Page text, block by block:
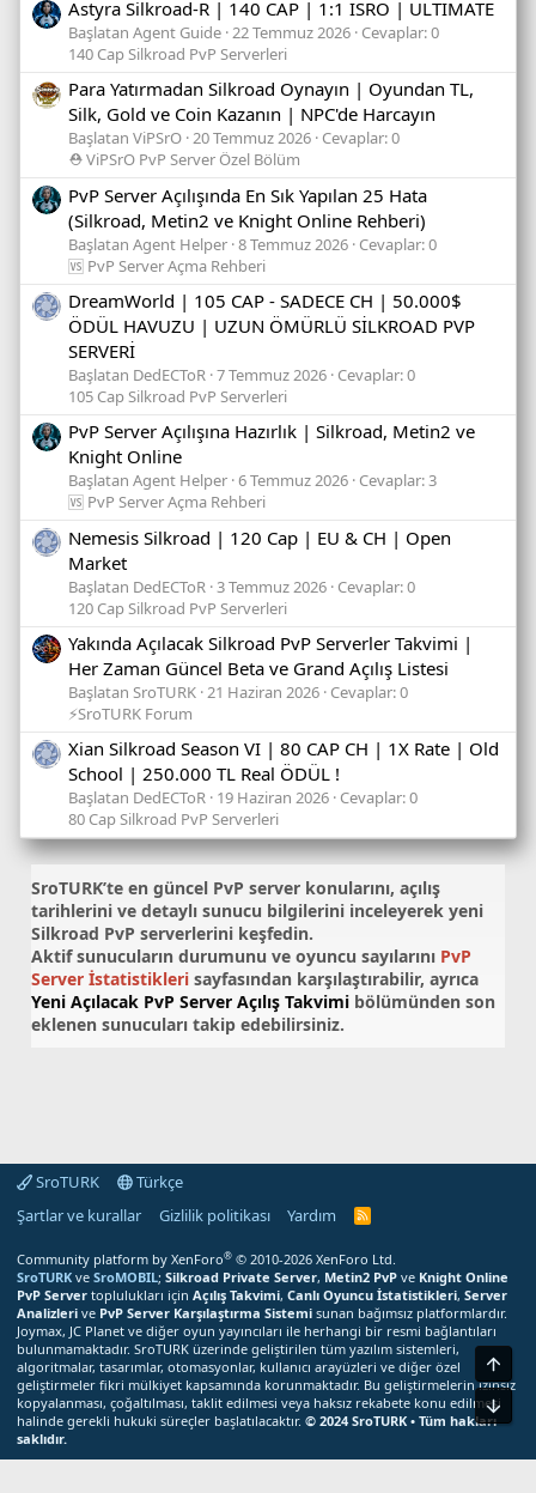
Astyra Silkroad-R | 140 CAP | 1:1 ISRO | ULTIMATE
Başlatan Agent Guide 22 Temmuz 2026 Cevaplar: 0
140 Cap Silkroad PvP Serverleri
Para Yatırmadan Silkroad Oynayın | Oyundan TL,
Silk, Gold ve Coin Kazanın | NPC'de Harcayın
Başlatan ViPSrO 20 Temmuz 2026 Cevaplar: 0
⛑️ ViPSrO PvP Server Özel Bölüm
PvP Server Açılışında En Sık Yapılan 25 Hata
(Silkroad, Metin2 ve Knight Online Rehberi)
Başlatan Agent Helper 8 Temmuz 2026 Cevaplar: 0
🆚 PvP Server Açma Rehberi
DreamWorld | 105 CAP - SADECE CH | 50.000$
ÖDÜL HAVUZU | UZUN ÖMÜRLÜ SİLKROAD PVP
SERVERİ
Başlatan DedECToR 7 Temmuz 2026 Cevaplar: 0
105 Cap Silkroad PvP Serverleri
PvP Server Açılışına Hazırlık | Silkroad, Metin2 ve
Knight Online
Başlatan Agent Helper 6 Temmuz 2026 Cevaplar: 3
🆚 PvP Server Açma Rehberi
Nemesis Silkroad | 120 Cap | EU & CH | Open
Market
Başlatan DedECToR 3 Temmuz 2026 Cevaplar: 0
120 Cap Silkroad PvP Serverleri
Yakında Açılacak Silkroad PvP Serverler Takvimi |
Her Zaman Güncel Beta ve Grand Açılış Listesi
Başlatan SroTURK 21 Haziran 2026 Cevaplar: 0
⚡SroTURK Forum
Xian Silkroad Season VI | 80 CAP CH | 1X Rate | Old
School | 250.000 TL Real ÖDÜL !
Başlatan DedECToR 19 Haziran 2026 Cevaplar: 0
80 Cap Silkroad PvP Serverleri
SroTURK’te en güncel PvP server konularını, açılış
tarihlerini ve detaylı sunucu bilgilerini inceleyerek yeni
Silkroad PvP serverlerini keşfedin.
Aktif sunucuların durumunu ve oyuncu sayılarını PvP
Server İstatistikleri sayfasından karşılaştırabilir, ayrıca
Yeni Açılacak PvP Server Açılış Takvimi bölümünden son
eklenen sunucuları takip edebilirsiniz.
SroTURK
Türkçe
Şartlar ve kurallar
Gizlilik politikası Yardım
S
T
U
R
K
R
S
S
M
e
r
Community platform by XenForo® © 2010-2026 XenForo Ltd.
SroTURK ve SroMOBIL; Silkroad Private Server, Metin2 PvP ve Knight Online
PvP Server toplulukları için Açılış Takvimi, Canlı Oyuncu İstatistikleri, Server
Analizleri ve PvP Server Karşılaştırma Sistemi sunan bağımsız platformlardır.
Joymax, JC Planet ve diğer oyun yayıncıları ile herhangi bir resmi bağlantıları
bulunmamaktadır. SroTURK üzerinde geliştirilen tüm yazılım sistemleri,
algoritmalar, tasarımlar, otomasyonlar, kullanıcı arayüzleri ve diğer özel
geliştirmeler fikri mülkiyet kapsamında korunmaktadır. Bu geliştirmelerin izinsiz
kopyalanması, çoğaltılması, taklit edilmesi veya haksız rekabete konu edilmesi
halinde gerekli hukuki süreçler başlatılacaktır. © 2024 SroTURK • Tüm hakları
saklıdır.